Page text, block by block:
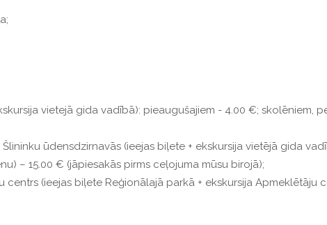
vietejā gida vadībā): pieaugušajiem - 4.00 €; skolēniem,
ūdensdzirnavās (ieejas biļete + ekskursija vietējā gida
– 15.00 € (jāpiesakās pirms ceļojuma mūsu birojā);
centrs (ieejas biļete Reģionālajā parkā + ekskursija Apmeklētāju